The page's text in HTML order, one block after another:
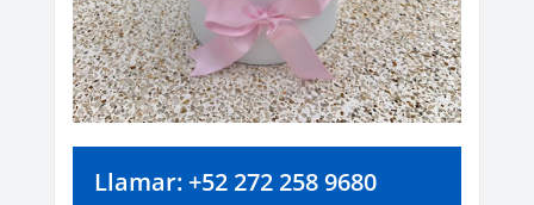
Llamar: +52 272 258 9680